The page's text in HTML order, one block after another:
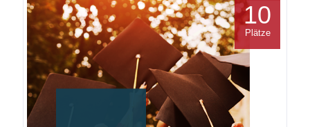
10
Plätze